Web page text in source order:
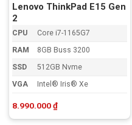
Lenovo ThinkPad E15 Gen
2
CPU
Core i7-1165G7
RAM
8GB Buss 3200
SSD
512GB Nvme
VGA
Intel® Iris® Xe
8.990.000₫